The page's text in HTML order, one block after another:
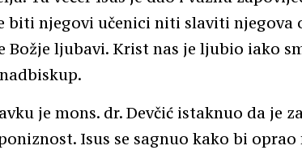
biti njegovi učenici niti slaviti njegova
Božje ljubavi. Krist nas je ljubio iako
je mons. dr. Devčić istaknuo da je
Isus se sagnuo kako bi oprao